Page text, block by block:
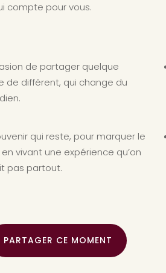
compte pour vous.
de partager quelque
de différent, qui change du
qui reste, pour marquer le
vivant une expérience qu’on
pas partout.
PARTAGER CE MOMENT